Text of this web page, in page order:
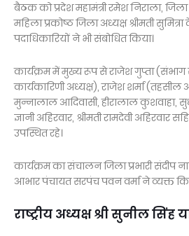
बैठक को प्रदेश महामंत्री रमेश निराला,
महिला प्रकोष्ठ जिला अध्यक्ष श्रीमती
पदाधिकारियों ने भी संबोधित किया।
कार्यक्रम में मुख्य रूप से राजेश गुप्ता
कार्यकारिणी अध्यक्ष), राजेश शर्मा (तहसील
मुन्नालाल आदिवासी, हीरालाल कुशवाहा,
ज्ञानी अहिरवार, श्रीमती रामदेवी अहिरवार
उपस्थित रहे।
कार्यक्रम का संचालन जिला प्रभारी संदीप
आभार पंचायत सरपंच पवन वर्मा ने व्यक्त
राष्ट्रीय अध्यक्ष श्री सुनील